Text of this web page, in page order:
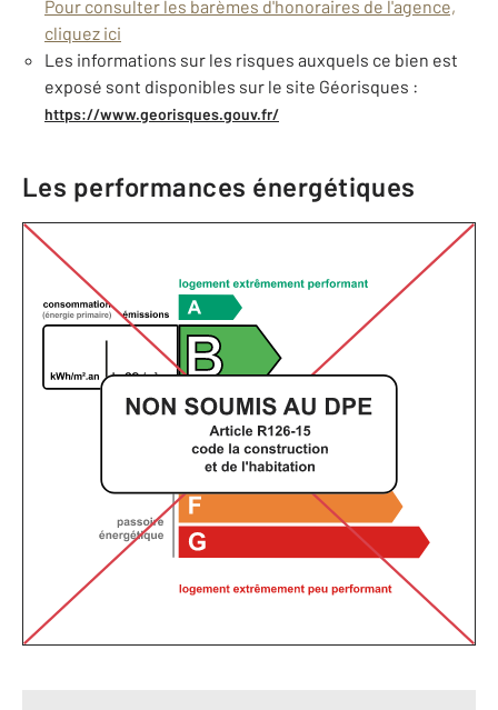
Pour consulter les barèmes d'honoraires de l'agence,
cliquez ici
Les informations sur les risques auxquels ce bien est
exposé sont disponibles sur le site Géorisques :
https://www.georisques.gouv.fr/
Les performances énergétiques